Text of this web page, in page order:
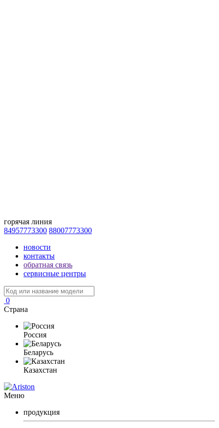
горячая линия
84957773300 88007773300
новости
контакты
обратная связь
сервисные центры
0
Страна
Россия
Беларусь
Казахстан
Меню
продукция